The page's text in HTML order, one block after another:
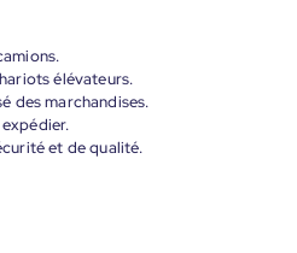
élévateurs.
des marchandises.
et de qualité.